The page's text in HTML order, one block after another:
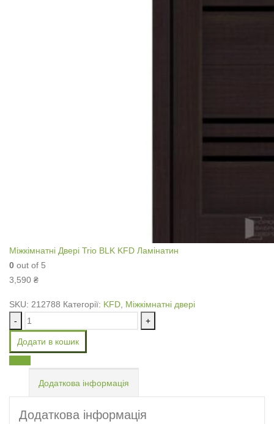
Міжкімнатні Двері Trio BLK KFD Ламінатин
0 out of 5
3,590 ₴
SKU: 212788 Категорії: KFD Міжкімнатні двері
-
+
Додати в кошик
Додаткова інформація
Додаткова інформація